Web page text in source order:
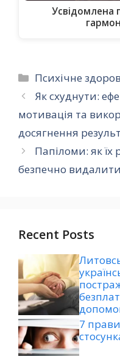
Усвідомлена
Категорії
Психічне
Як схуднути:
мотивація та
досягнення
Папіломи: як їх
безпечно видалити
Recent Posts
7